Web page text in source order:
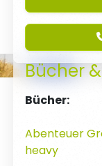
Bücher
Bücher:
Abenteuer
heavy